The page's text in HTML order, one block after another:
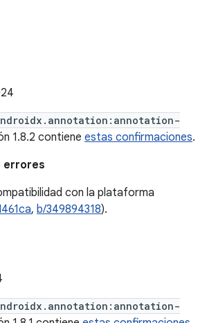
1.8.2 contiene estas confirmaciones.
errores
con la plataforma
I461ca, b/349894318).